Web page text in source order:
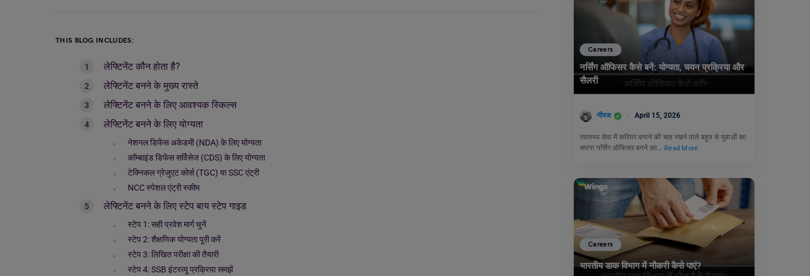
THIS BLOG INCLUDES:
लेफ्टिनेंट कौन होता है?
लेफ्टिनेंट बनने के मुख्य रास्ते
लेफ्टिनेंट बनने के लिए आवश्यक स्किल्स
लेफ्टिनेंट बनने के लिए योग्यता
नेशनल डिफेंस अकेडमी (NDA) के लिए योग्यता
कॉम्बाइंड डिफेंस सर्विसेज (CDS) के लिए योग्यता
टेक्निकल ग्रेजुएट कोर्स (TGC) या SSC एंट्री
NCC स्पेशल एंट्री स्कीम
लेफ्टिनेंट बनने के लिए स्टेप बाय स्टेप गाइड
स्टेप 1: सही प्रवेश मार्ग चुनें
स्टेप 2: शैक्षणिक योग्यता पूरी करें
स्टेप 3: लिखित परीक्षा की तैयारी
स्टेप 4: SSB इंटरव्यू प्रक्रिया समझें
Careers
नर्सिंग ऑफिसर कैसे बनें: योग्यता, चयन प्रक्रिया और
सैलरी
नीरज April 15, 2026
स्वास्थ्य सेवा में करियर बनाने की चाह रखने वाले बहुत से युवाओं का
सपना नर्सिंग ऑफिसर बनने का…
Read More
Careers
भारतीय डाक विभाग में नौकरी कैसे पाएं?